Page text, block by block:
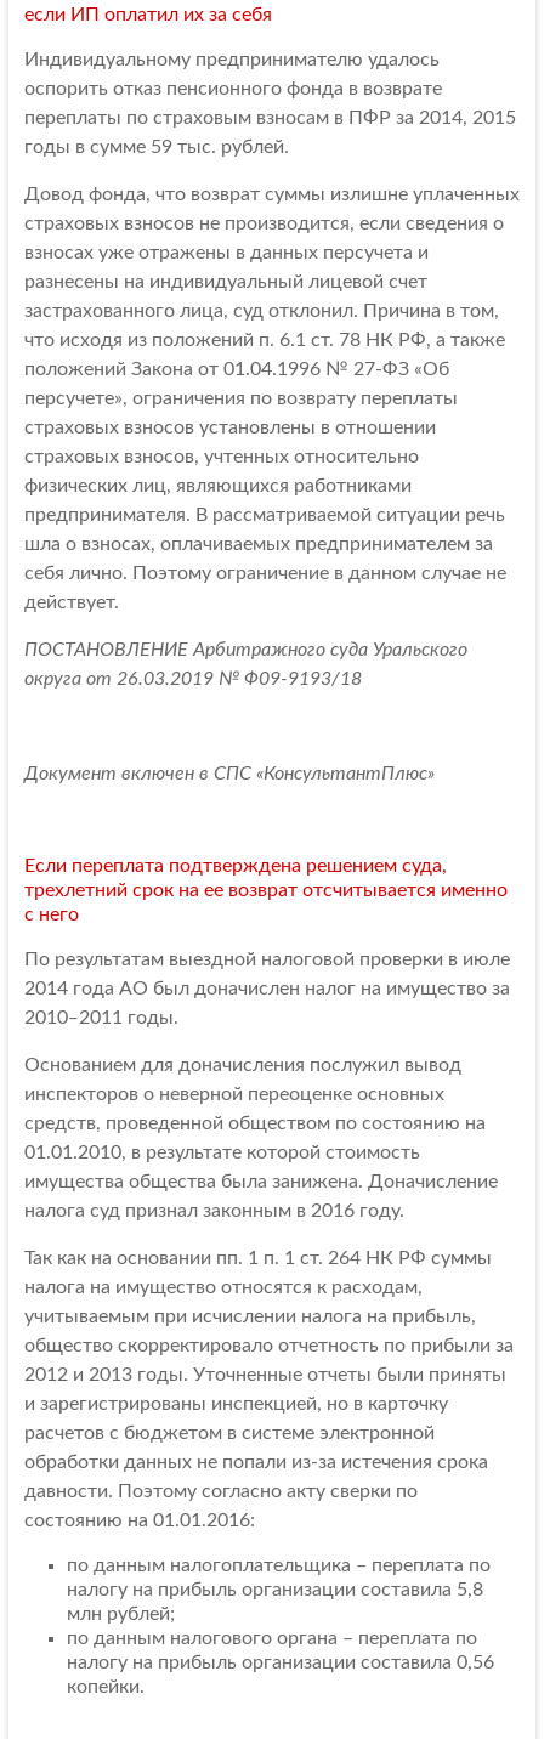
если ИП оплатил их за себя
Индивидуальному предпринимателю удалось
оспорить отказ пенсионного фонда в возврате
переплаты по страховым взносам в ПФР за 2014, 2015
годы в сумме 59 тыс. рублей.
Довод фонда, что возврат суммы излишне уплаченных
страховых взносов не производится, если сведения о
взносах уже отражены в данных персучета и
разнесены на индивидуальный лицевой счет
застрахованного лица, суд отклонил. Причина в том,
что исходя из положений п. 6.1 ст. 78 НК РФ, а также
положений Закона от 01.04.1996 № 27-ФЗ «Об
персучете», ограничения по возврату переплаты
страховых взносов установлены в отношении
страховых взносов, учтенных относительно
физических лиц, являющихся работниками
предпринимателя. В рассматриваемой ситуации речь
шла о взносах, оплачиваемых предпринимателем за
себя лично. Поэтому ограничение в данном случае не
действует.
ПОСТАНОВЛЕНИЕ Арбитражного суда Уральского
округа от 26.03.2019 № Ф09-9193/18
Документ включен в СПС «КонсультантПлюс»
Если переплата подтверждена решением суда,
трехлетний срок на ее возврат отсчитывается именно
с него
По результатам выездной налоговой проверки в июле
2014 года АО был доначислен налог на имущество за
2010‒2011 годы.
Основанием для доначисления послужил вывод
инспекторов о неверной переоценке основных
средств, проведенной обществом по состоянию на
01.01.2010, в результате которой стоимость
имущества общества была занижена. Доначисление
налога суд признал законным в 2016 году.
Так как на основании пп. 1 п. 1 ст. 264 НК РФ суммы
налога на имущество относятся к расходам,
учитываемым при исчислении налога на прибыль,
общество скорректировало отчетность по прибыли за
2012 и 2013 годы. Уточненные отчеты были приняты
и зарегистрированы инспекцией, но в карточку
расчетов с бюджетом в системе электронной
обработки данных не попали из-за истечения срока
давности. Поэтому согласно акту сверки по
состоянию на 01.01.2016:
по данным налогоплательщика – переплата по
налогу на прибыль организации составила 5,8
млн рублей;
по данным налогового органа – переплата по
налогу на прибыль организации составила 0,56
копейки.